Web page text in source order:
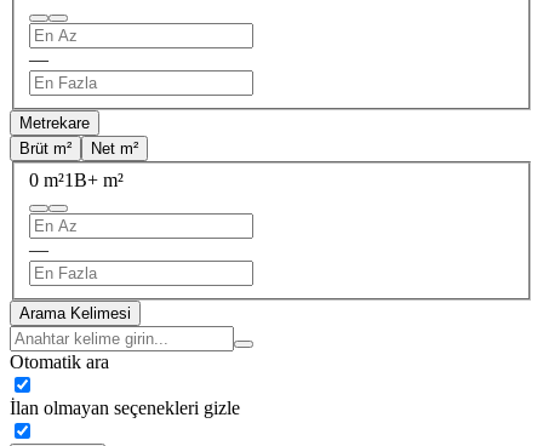
—
Metrekare
Brüt m²
Net m²
0 m²1B+ m²
—
Arama Kelimesi
Otomatik ara
İlan olmayan seçenekleri gizle